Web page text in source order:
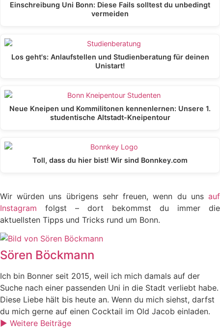
Einschreibung Uni Bonn: Diese Fails solltest du unbedingt
vermeiden
Los geht's: Anlaufstellen und Studienberatung für deinen
Unistart!
Neue Kneipen und Kommilitonen kennenlernen: Unsere 1.
studentische Altstadt-Kneipentour
Toll, dass du hier bist! Wir sind Bonnkey.com
Wir würden uns übrigens sehr freuen, wenn du uns auf
Instagram folgst – dort bekommst du immer die
aktuellsten Tipps und Tricks rund um Bonn.
Sören Böckmann
Ich bin Bonner seit 2015, weil ich mich damals auf der
Suche nach einer passenden Uni in die Stadt verliebt habe.
Diese Liebe hält bis heute an. Wenn du mich siehst, darfst
du mich gerne auf einen Cocktail im Old Jacob einladen.
► Weitere Beiträge